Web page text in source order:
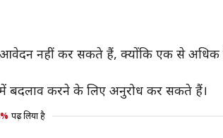
नहीं कर सकते हैं, क्योंकि एक से अधिक
में बदलाव करने के लिए अनुरोध कर सकते हैं।
पढ़ लिया है